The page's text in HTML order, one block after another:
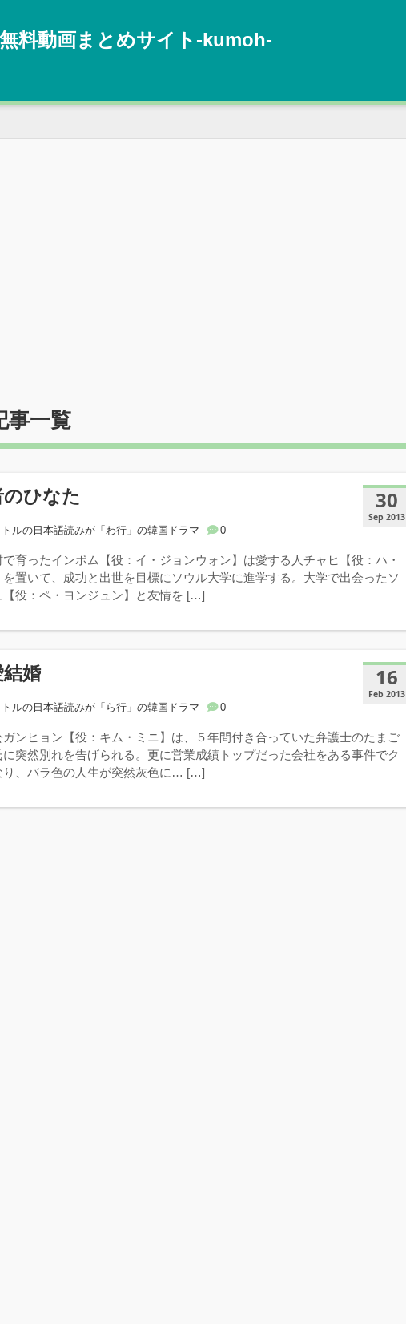
料動画まとめサイト‐kumoh‐
事一覧
30
Sep 2013
のひなた
トルの日本語読みが「わ行」の韓国ドラマ 0
で育ったインボム【役：イ・ジョンウォン】は愛する人チャヒ【役：ハ・
を置いて、成功と出世を目標にソウル大学に進学する。大学で出会ったソ
【役：ペ・ヨンジュン】と友情を […]
16
Feb 2013
結婚
トルの日本語読みが「ら行」の韓国ドラマ 0
ガンヒョン【役：キム・ミニ】は、５年間付き合っていた弁護士のたまご
に突然別れを告げられる。更に営業成績トップだった会社をある事件でク
り、バラ色の人生が突然灰色に… […]